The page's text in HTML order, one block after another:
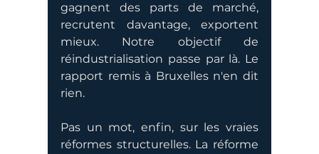
gagnent des parts de marché,
recrutent davantage, exportent
mieux. Notre objectif de
réindustrialisation passe par là. Le
rapport remis à Bruxelles n'en dit
rien.
Pas un mot, enfin, sur les vraies
réformes structurelles. La réforme